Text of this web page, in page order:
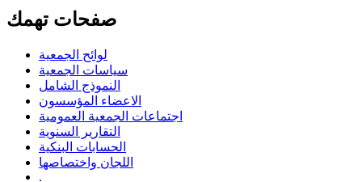
صفحات تهمك
لوائح الجمعية
سياسات الجمعية
النموذج الشامل
الاعضاء المؤسسون
اجتماعات الجمعية العمومية
التقارير السنوية
الحسابات البنكية
اللجان واختصاصها
.